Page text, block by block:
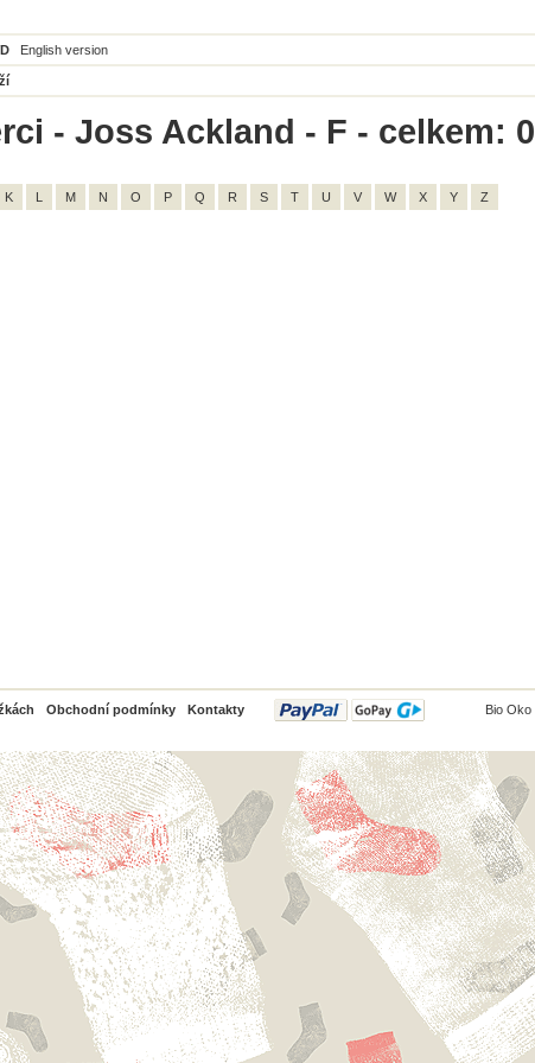
English version
- Joss Ackland - F - celkem: 0
K L M N O P Q R S T U V W X Y Z
Obchodní podmínky Kontakty
PayPal Bio Oko